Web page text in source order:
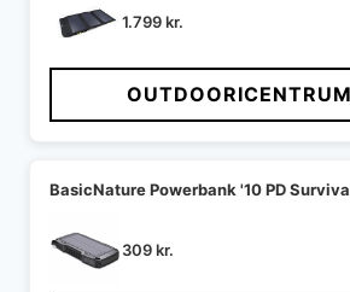
1.799kr.
BasicNature Powerbank '10 PD
309kr.